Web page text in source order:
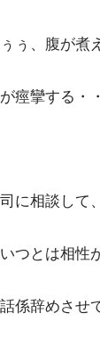
ぅぅ、腹が煮
痙攣する・
に相談して、
つとは相性
係辞めさせ